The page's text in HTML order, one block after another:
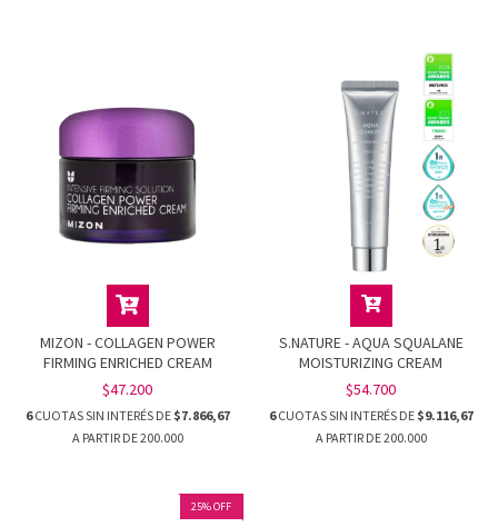
MIZON - COLLAGEN POWER
FIRMING ENRICHED CREAM
$47.200
6CUOTAS SIN INTERÉS DE $7.866,67
S.NATURE - AQUA SQUALANE
MOISTURIZING CREAM
$54.700
6CUOTAS SIN INTERÉS DE $9.116,67
25%OFF